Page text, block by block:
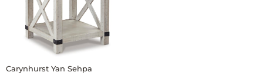
Carynhurst Yan Sehpa